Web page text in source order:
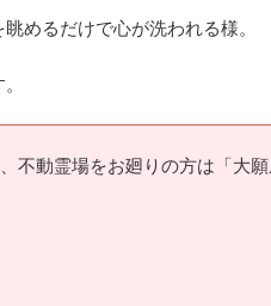
めるだけで心が洗われる様。
不動霊場をお廻りの方は「大